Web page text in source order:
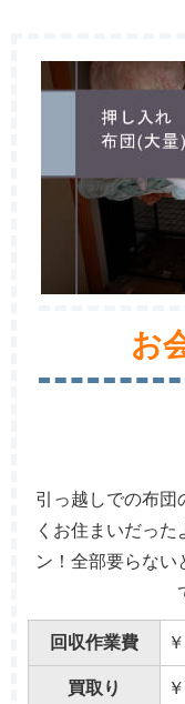
お
引っ越しでの布団
くお住まいだっ
ン！全部要らない
回収作業費
買取り